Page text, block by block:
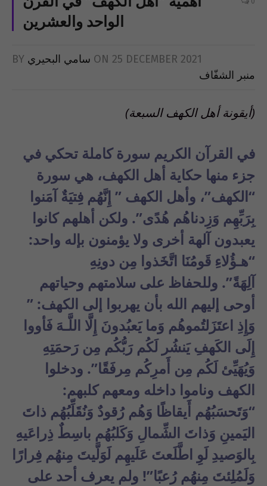
الواحد والعشرين
BY سامي البحيري ON 25 DECEMBER 2021
منبر الشفّاف
(أيقونة أهل الكهف السبعة)
في القرآن الكريم سورة كاملة تحكي في
جزء منها حكاية أهل الكهف، هي سورة
“الكهف”، وأهل الكهف ” إِنَّهُم فِتيَةٌ آمَنوا
بِرَبِّهِم وَزِدناهُم هُدًى”. ولكن أهلهم كانوا
يعبدون آلهة أخرى ولا يؤمنون بإله واحد:
“هـؤُلاءِ قَومُنَا اتَّخَذوا مِن دونِهِ
آلِهَةً”. وللحفاظ على سلامتهم وحياتهم
أوحى إليهم الله بأن يهربوا إلى الكهف: ”
وَإِذِ اعتَزَلتُموهُم وَما يَعبُدونَ إِلَّا اللَّـهَ فَأووا
إِلَى الكَهفِ يَنشُر لَكُم رَبُّكُم مِن رَحمَتِهِ
وَيُهَيِّئ لَكُم مِن أَمرِكُم مِرفَقًا”. ودخلوا
الكهف وناموا داخله ومعهم كلبهم:
“وَتَحسَبُهُم أَيقاظًا وَهُم رُقودٌ وَنُقَلِّبُهُم ذاتَ
اليَمينِ وَذاتَ الشِّمالِ وَكَلبُهُم باسِطٌ ذِراعَيهِ
بِالوَصيدِ لَوِ اطَّلَعتَ عَلَيهِم لَوَلَّيتَ مِنهُم فِرارًا
وَلَمُلِئتَ مِنهُم رُعبًا”! ولم يعرف أحد على